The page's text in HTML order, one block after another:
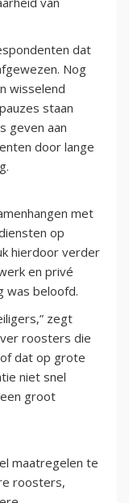
dat
Nog
wisselend
staan
geven aan
door lange
met
op
hierdoor verder
en privé
was beloofd.
zegt
roosters die
dat op grote
niet snel
groot
maatregelen te
roosters,